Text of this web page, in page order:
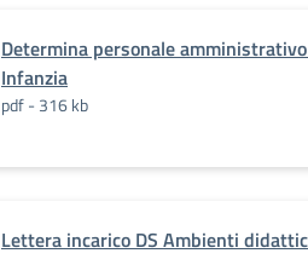
Determina personale amministrativo
Infanzia
pdf - 316 kb
Lettera incarico DS Ambienti